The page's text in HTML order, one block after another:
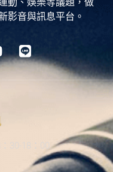
影音與訊息平台。
30-18：00